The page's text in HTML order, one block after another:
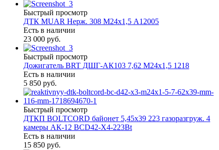
Быстрый просмотр
ДТК MUAR Нерж. 308 М24х1,5 А12005
Есть в наличии
23 000 руб.
Быстрый просмотр
Дожигатель BRT ДШГ-АК103 7,62 М24х1,5 1218
Есть в наличии
5 850 руб.
Быстрый просмотр
ДТКП BOLTCORD байонет 5,45х39 223 газоразгруж. 4
камеры АК-12 BCD42-X4-223Bt
Есть в наличии
15 850 руб.